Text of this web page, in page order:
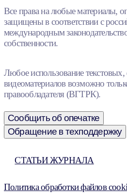
Все права на любые материалы,
защищены в соответствии с
международным
собственности.
Любое использование
видеоматериалов возможно
правообладателя (ВГТРК).
Сообщить об опечатке
Обращение в техподдержку
СТАТЬИ ЖУРНАЛА
Политика обработки файлов